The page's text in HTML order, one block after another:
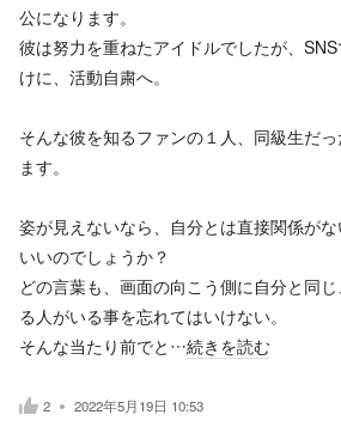
公になります。
彼は努力を重ねたアイドルでしたが、
けに、活動自粛へ。
そんな彼を知るファンの１人、同級生だ
ます。
姿が見えないなら、自分とは直接関係が
いいのでしょうか？
どの言葉も、画面の向こう側に自分と同
る人がいる事を忘れてはいけない。
そんな当たり前でと…続きを読む
2 2022年5月19日 10:53